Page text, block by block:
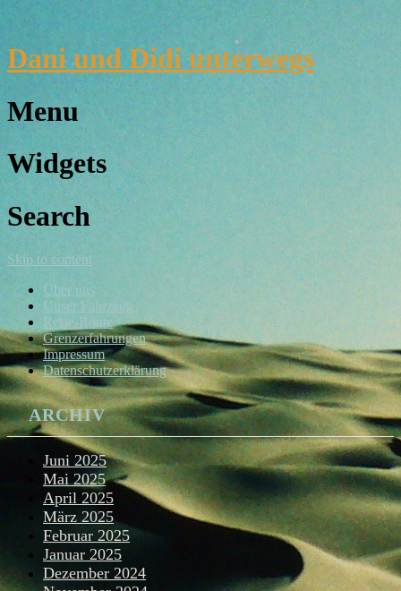
Dani und Didi unterwegs
Menu
Widgets
Search
Skip to content
Über uns
Unser Fahrzeug
Reise-Route
Grenzerfahrungen
Impressum
Datenschutzerklärung
ARCHIV
Juni 2025
Mai 2025
April 2025
März 2025
Februar 2025
Januar 2025
Dezember 2024